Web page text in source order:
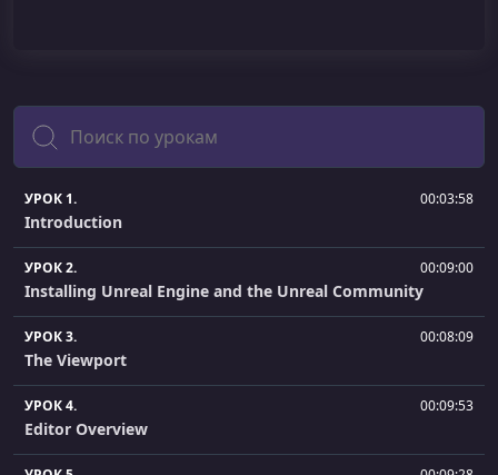
Поиск
УРОК 1. 00:03:58
Introduction
УРОК 2. 00:09:00
Installing Unreal Engine and the Unreal Community
УРОК 3. 00:08:09
The Viewport
УРОК 4. 00:09:53
Editor Overview